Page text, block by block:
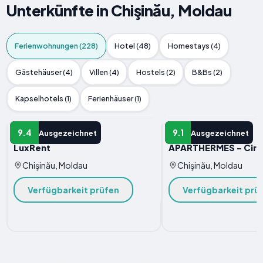
Unterkünfte in Chişinău, Moldau
Ferienwohnungen (228) Hotel (48) Homestays (4)
Gästehäuser (4) Villen (4) Hostels (2) B&Bs (2)
Kapselhotels (1) Ferienhäuser (1)
9.4 Ausgezeichnet
FERIENWOHNUNG
LuxRent
Chişinău, Moldau
Verfügbarkeit prüfen
9.1 Ausgezeichnet
FERIENWOHNUNG
APARTHERMES -
Chişinău, Moldau
Verfügbarkeit